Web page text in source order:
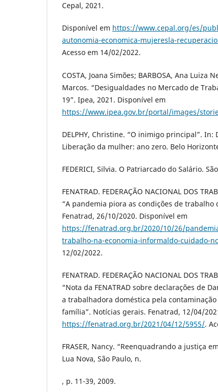
Cepal, 2021.
Disponível em https://www.cepal.org/es/
autonomia-economica-mujeresla-
Acesso em 14/02/2022.
COSTA, Joana Simões; BARBOSA, Ana Luiza
Marcos. “Desigualdades no Mercado de
19”. Ipea, 2021. Disponível em
https://www.ipea.gov.br/portal/images/
DELPHY, Christine. “O inimigo principal”. In:
Liberação da mulher: ano zero. Belo
FEDERICI, Silvia. O Patriarcado do Salário.
FENATRAD. FEDERAÇÃO NACIONAL DOS
“A pandemia piora as condições de trabalho
Fenatrad, 26/10/2020. Disponível em
https://fenatrad.org.br/2020/10/26/
trabalho-na-economia-informaldo-cuidado-
12/02/2022.
FENATRAD. FEDERAÇÃO NACIONAL DOS
“Nota da FENATRAD sobre declarações de
a trabalhadora doméstica pela
família”. Notícias gerais. Fenatrad, 12/04/
https://fenatrad.org.br/2021/04/12/5955/.
FRASER, Nancy. “Reenquadrando a justiça
Lua Nova, São Paulo, n.
, p. 11-39, 2009.